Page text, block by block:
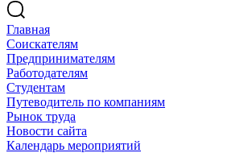
Главная
Соискателям
Предпринимателям
Работодателям
Студентам
Путеводитель по компаниям
Рынок труда
Новости сайта
Календарь мероприятий